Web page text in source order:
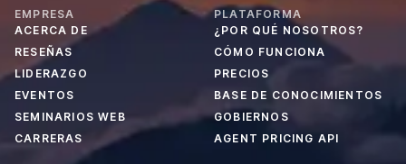
EMPRESA
ACERCA DE
RESEÑAS
LIDERAZGO
EVENTOS
SEMINARIOS WEB
CARRERAS
PLATAFORMA
¿POR QUÉ NOSOTROS?
CÓMO FUNCIONA
PRECIOS
BASE DE CONOCIMIENTOS
GOBIERNOS
AGENT PRICING API